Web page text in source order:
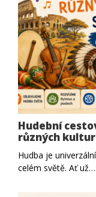
Hudební
různých
Hudba je
celém světě. Ať už…